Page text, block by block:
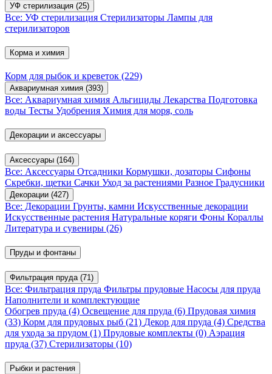
УФ стерилизация (25)
Все: УФ стерилизация Стерилизаторы Лампы для
стерилизаторов
Корма и химия
Корм для рыбок и креветок (229)
Аквариумная химия (393)
Все: Аквариумная химия Альгициды Лекарства Подготовка
воды Тесты Удобрения Химия для моря, соль
Декорации и аксессуары
Аксессуары (164)
Все: Аксессуары Отсадники Кормушки, дозаторы Сифоны
Скребки, щетки Сачки Уход за растениями Разное Градусники
Декорации (427)
Все: Декорации Грунты, камни Искусственные декорации
Искусственные растения Натуральные коряги Фоны Кораллы
Литература и сувениры (26)
Пруды и фонтаны
Фильтрация пруда (71)
Все: Фильтрация пруда Фильтры прудовые Насосы для пруда
Наполнители и комплектующие
Обогрев пруда (4) Освещение для пруда (6) Прудовая химия
(33) Корм для прудовых рыб (21) Декор для пруда (4) Средства
для ухода за прудом (1) Прудовые комплекты (0) Аэрация
пруда (37) Стерилизаторы (10)
Рыбки и растения